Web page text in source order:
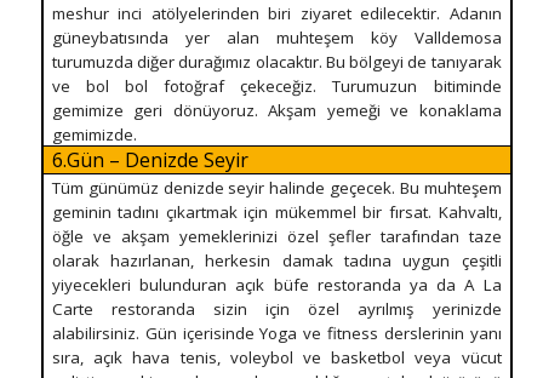
meshur inci atölyelerinden biri ziyaret edilecektir. Adanın
güneybatısında yer alan muhteşem köy Valldemosa
turumuzda diğer durağımız olacaktır. Bu bölgeyi de tanıyarak
ve bol bol fotoğraf çekeceğiz. Turumuzun bitiminde
gemimize geri dönüyoruz. Akşam yemeği ve konaklama
gemimizde.
6.Gün – Denizde Seyir
Tüm günümüz denizde seyir halinde geçecek. Bu muhteşem
geminin tadını çıkartmak için mükemmel bir fırsat. Kahvaltı,
öğle ve akşam yemeklerinizi özel şefler tarafından taze
olarak hazırlanan, herkesin damak tadına uygun çeşitli
yiyecekleri bulunduran açık büfe restoranda ya da A La
Carte restoranda sizin için özel ayrılmış yerinizde
alabilirsiniz. Gün içerisinde Yoga ve fitness derslerinin yanı
sıra, açık hava tenis, voleybol ve basketbol veya vücut